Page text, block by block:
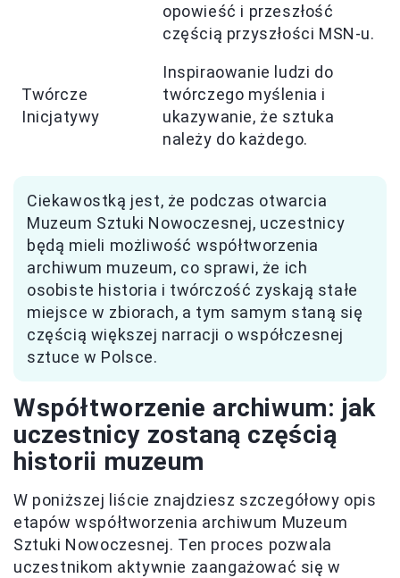
opowieść i przeszłość
częścią przyszłości MSN-u.
Twórcze
Inicjatywy
Inspiraowanie ludzi do
twórczego myślenia i
ukazywanie, że sztuka
należy do każdego.
Ciekawostką jest, że podczas otwarcia
Muzeum Sztuki Nowoczesnej, uczestnicy
będą mieli możliwość współtworzenia
archiwum muzeum, co sprawi, że ich
osobiste historia i twórczość zyskają stałe
miejsce w zbiorach, a tym samym staną się
częścią większej narracji o współczesnej
sztuce w Polsce.
Współtworzenie archiwum: jak
uczestnicy zostaną częścią
historii muzeum
W poniższej liście znajdziesz szczegółowy opis
etapów współtworzenia archiwum Muzeum
Sztuki Nowoczesnej. Ten proces pozwala
uczestnikom aktywnie zaangażować się w